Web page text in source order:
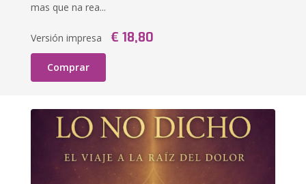
mas que na rea...
Versión impresa € 18,80
Comprar